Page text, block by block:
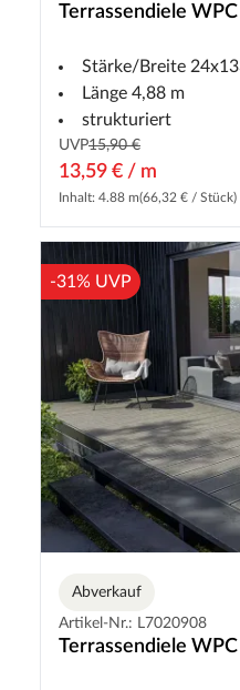
Terrassendiele
Stärke/Breite
Länge 4,88 m
strukturiert
UVP15,90 €
13,59 € / m
Inhalt: 4.88 m(66,32 € / Stück)
-31% UVP
Abverkauf
Artikel-Nr.: L7020908
Terrassendiele